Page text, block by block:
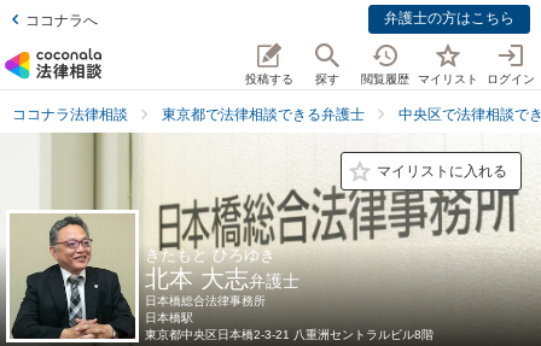
ココナラへ 弁護士の方はこちら
投稿する 探す 閲覧履歴 マイリスト ログイン
ココナラ法律相談 東京都で法律相談できる弁護士 中央区で法律相談で
マイリストに入れる
きたもと ひろゆき
北本 大志弁護士
日本橋総合法律事務所
日本橋駅
東京都中央区日本橋2-3-21 八重洲セントラルビル8階